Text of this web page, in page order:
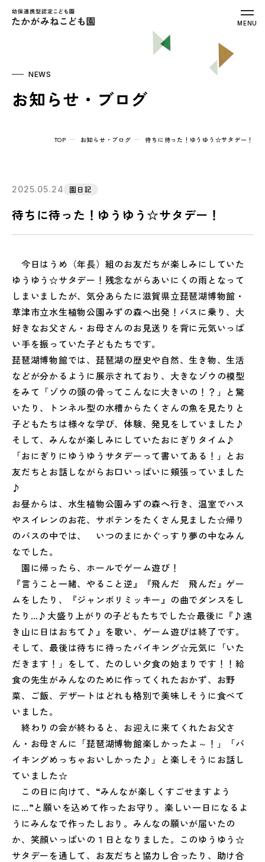
幼保連携型認定こども園 たかがみねこ
MENU
NEWS
お知らせ・ブログ
TOP お知らせ・ブログ 待ちに待った！ゆうゆう☆サタデー！
2025.05.24 園日記
待ちに待った！ゆうゆう☆サタデー！
今日はうめ（年長）組のお友だちが楽しみにしていた
ゆうゆう☆サタデー！残念ながらあいにくの雨となって
しまいましたが、気分あらたに滋賀県立琵琶湖博物館・
草津市立水生植物公園みずの森へ出発！バスに乗り、大
好きなお父さん・お母さんのお見送りを背に元気いっぱ
い手を振っていた子どもたちです。
琵琶湖博物館では、琵琶湖の歴史や自然、生き物、生活
などが分かるように展示されており、大きなゾウの模型
をみて「ゾウの頭の骨ってこんなに大きいの！？」と驚
いたり、トンネル型の水槽からたくさんの魚を見たりと
子どもたちは様々な学び、体験、発見をしていました♪
そして、みんなが楽しみにしていたおにぎりタイム♪
「おにぎりにゆうゆうサタデーって書いてある！」とお
友だちとお話しながらお口いっぱいに頬張っていました
♪
お昼からは、水生植物公園みずの森へ行き、温室でハス
やスイレンのお花、サボテンをたくさん見ました☆帰り
のバスの中では、 いつのまにかぐっすり夢の中なみん
なでした。
園に帰ったら、ホールでゲーム遊び！
『言うこと一緒、やること逆』『飛んだ 飛んだ』ゲー
ムをしたり、『ジャンボリミッキー』の曲でダンスをし
たり…♪大盛り上がりの子どもたちでした☆最後に『♪遠
き山に日はおちて♪』を歌い、ゲーム遊びは終了です。
そして、最後は待ちに待ったバイキング☆元気に「いた
だきます！」をして、たのしい夕食の始まりです！！給
食の先生がみんなのために作ってくれたおかず、お野
菜、ご飯、デザートはどれも格別で美味しそうに食べて
いました。
終わりの会が終わると、お迎えに来てくれたお父さ
ん・お母さんに「琵琶湖博物館楽しかったよ～！」「バ
イキングめっちゃおいしかった♪」と楽しそうにお話し
ていました☆
この日に向けて、“みんなが楽しくすごせますよう
に…”と願いを込めて作ったお守り。楽しい一日になるよ
うにみんなで作ったしおり。みんなの願いが届いたの
か、笑顔いっぱいの１日となりました。このゆうゆう☆
サタデーを通して、お友だちと協力し合ったり、助け合